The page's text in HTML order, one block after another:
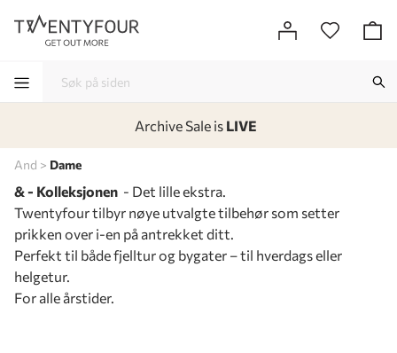
And Dame
& - Kolleksjonen - Det lille ekstra.
Twentyfour tilbyr nøye utvalgte tilbehør som setter
prikken over i-en på antrekket ditt.
Perfekt til både fjelltur og bygater – til hverdags eller
helgetur.
For alle årstider.
Archive Sale is LIVE
-
-
-
-